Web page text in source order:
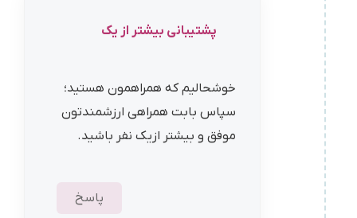
پشتیبانی بیشتر از یک
خوشحالیم که همراهمون هستید؛
سپاس بابت همراهی ارزشمندتون
موفق و بیشتر ازیک نفر باشید.
پاسخ